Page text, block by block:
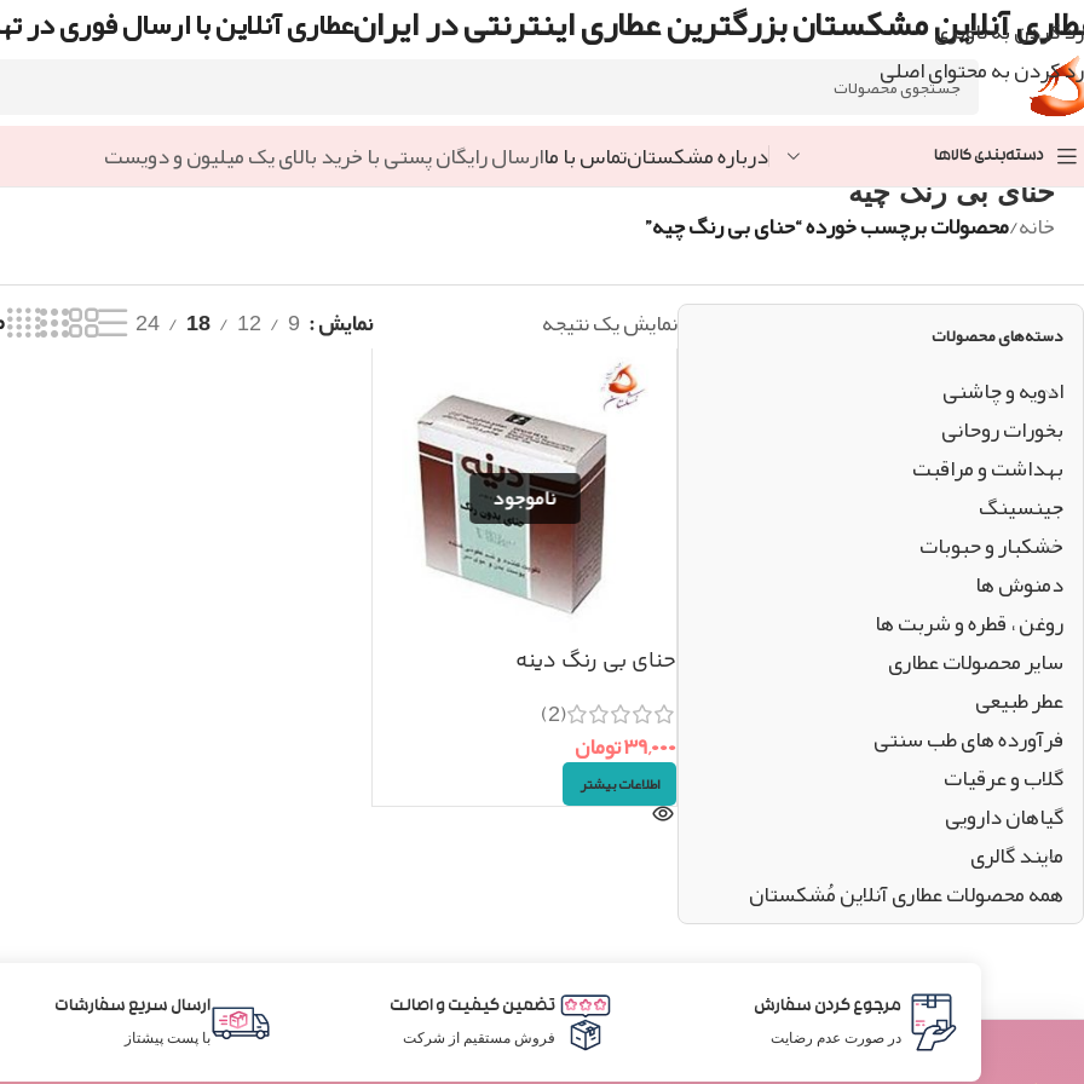
رد کردن به ناوبری
رد کردن به محتوای اصلی
آنلاین مشکستان بزرگترین عطاری اینترنتی در ایرانعطاری آنلاین با ارسال فوری در
دسته‌بندی کالاها درباره مشکستانتماس با ماارسال رایگان پستی با خرید بالای یک میلیون و دویست
حنای بی رنگ چیه
خانه/محصولات برچسب خورده “حنای بی رنگ چیه”
دسته‌های محصولات
ادویه و چاشنی
بخورات روحانی
بهداشت و مراقبت
جینسینگ
خشکبار و حبوبات
دمنوش ها
روغن ، قطره و شربت ها
سایر محصولات عطاری
عطر طبیعی
فرآورده های طب سنتی
گلاب و عرقیات
گیاهان دارویی
مایند گالری
همه محصولات عطاری آنلاین مُشکستان
نمایش یک نتیجه نمایش 9
12
18
24
حنای بی رنگ دینه
(2)
۳۹,۰۰۰تومان
اطلاعات بیشتر
مرجوع کردن سفارش
در صورت عدم رضایت
تضمین کیفیت و اصالت
فروش مستقیم از شرکت
ارسال سریع سفارشات
با پست پیشتاز